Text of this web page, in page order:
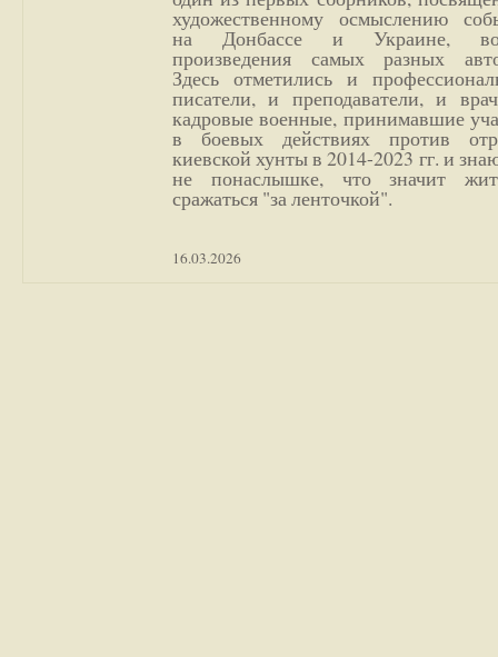
художественному осмыслению
на Донбассе и Украине,
произведения самых разных
Здесь отметились и
писатели, и преподаватели, и
кадровые военные, принимавшие
в боевых действиях против
киевской хунты в 2014-2023 гг. и
не понаслышке, что значит
сражаться "за ленточкой".
16.03.2026